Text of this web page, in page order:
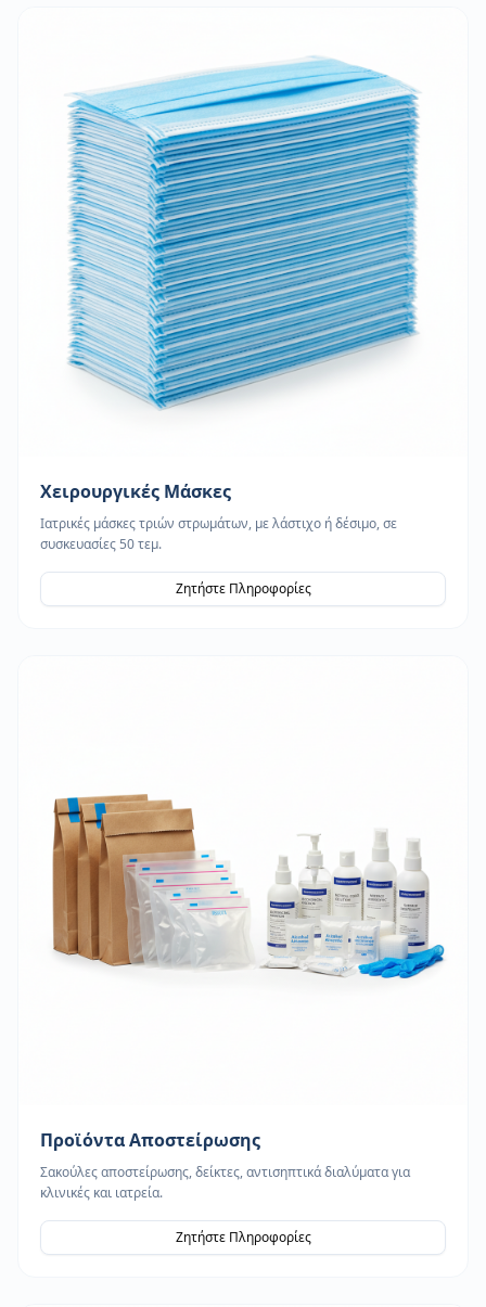
Χειρουργικές Μάσκες
Ιατρικές μάσκες τριών στρωμάτων, με λάστιχο ή δέσιμο, σε
συσκευασίες 50 τεμ.
Ζητήστε Πληροφορίες
Προϊόντα Αποστείρωσης
Σακούλες αποστείρωσης, δείκτες, αντισηπτικά διαλύματα για
κλινικές και ιατρεία.
Ζητήστε Πληροφορίες